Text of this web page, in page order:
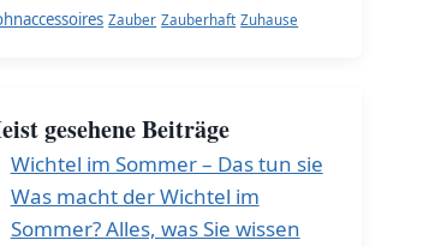
Zauber Zauberhaft Zuhause
gesehene Beiträge
Wichtel im Sommer – Das tun sie
Was macht der Wichtel im
Sommer? Alles, was Sie wissen